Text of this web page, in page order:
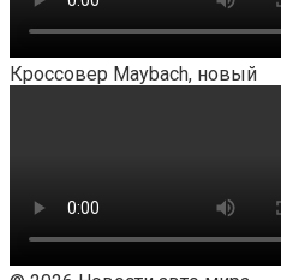
Кроссовер Maybach, новый